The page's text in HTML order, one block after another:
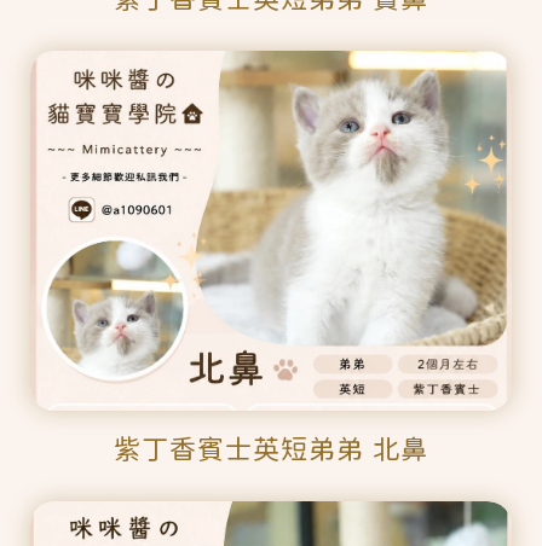
紫丁香賓士英短弟弟 北鼻